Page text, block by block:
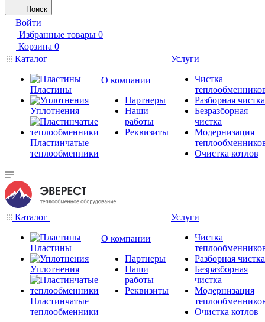
Поиск
Войти
Избранные товары 0
Корзина 0
Каталог
Пластины
Уплотнения
Пластинчатые
теплообменники
О компании
Партнеры
Наши
работы
Реквизиты
Услуги
Чистка
Разборная чистка
Безразборная
чистка
Модернизация
Очистка котлов
Каталог
Пластины
Уплотнения
Пластинчатые
теплообменники
О компании
Партнеры
Наши
работы
Реквизиты
Услуги
Чистка
Разборная чистка
Безразборная
чистка
Модернизация
Очистка котлов